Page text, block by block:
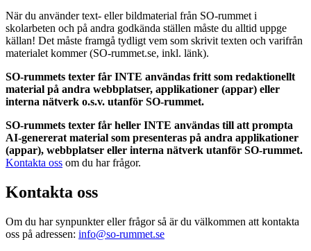
När du använder text- eller bildmaterial från SO-rummet i
skolarbeten och på andra godkända ställen måste du alltid uppge
källan! Det måste framgå tydligt vem som skrivit texten och varifrån
materialet kommer (SO-rummet.se, inkl. länk).
SO-rummets texter får INTE användas fritt som redaktionellt
material på andra webbplatser, applikationer (appar) eller
interna nätverk o.s.v. utanför SO-rummet.
SO-rummets texter får heller INTE användas till att prompta
AI-genererat material som presenteras på andra applikationer
(appar), webbplatser eller interna nätverk utanför SO-rummet.
Kontakta oss om du har frågor.
Kontakta oss
Om du har synpunkter eller frågor så är du välkommen att kontakta
oss på adressen: info@so-rummet.se